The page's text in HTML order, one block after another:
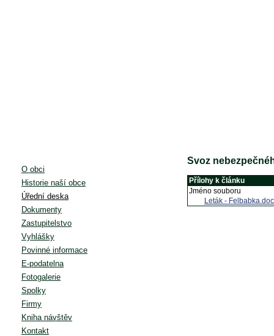
O obci
Historie naší obce
Úřední deska
Dokumenty
Zastupitelstvo
Vyhlášky
Povinné informace
E-podatelna
Fotogalerie
Spolky
Firmy
Kniha návštěv
Kontakt
Svoz
Přílohy k článku
Jméno souboru
Leták - Felbabka.doc